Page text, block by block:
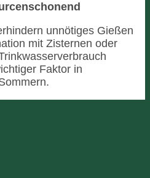
unnötiges Gießen
mit Zisternen oder
Faktor in